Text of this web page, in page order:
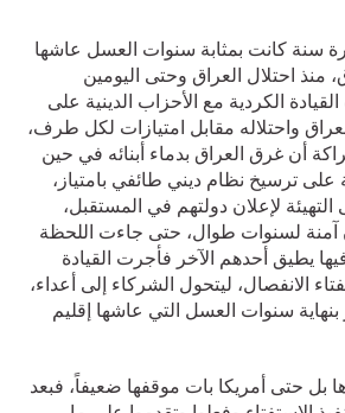
سنة كانت بمثابة سنوات العسل عاشها
منذ احتلال العراق وحتى اليومين
الكردية مع الأحزاب الدينية على
واحتلاله مقابل امتيازات لكل طرف،
أن غرق العراق بدماء أبنائه في حين
على ترسيخ نظام ديني طائفي بامتياز،
التهيئة لإعلان دولتهم في المستقبل،
آمنة لسنوات طوال، حتى جاءت اللحظة
يطيق أحدهم الآخر فأجرت القيادة
الانفصال، ليتحول الشركاء إلى أعداء،
بنهاية سنوات العسل التي عاشها إقليم
حتى أمريكا بات موقفها ضعيفاً، فبعد